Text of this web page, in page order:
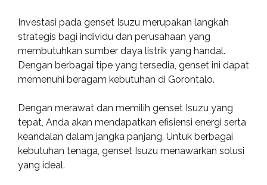
Investasi pada genset Isuzu merupakan langkah
strategis bagi individu dan perusahaan yang
membutuhkan sumber daya listrik yang handal.
Dengan berbagai tipe yang tersedia, genset ini dapat
memenuhi beragam kebutuhan di Gorontalo.
Dengan merawat dan memilih genset Isuzu yang
tepat, Anda akan mendapatkan efisiensi energi serta
keandalan dalam jangka panjang. Untuk berbagai
kebutuhan tenaga, genset Isuzu menawarkan solusi
yang ideal.